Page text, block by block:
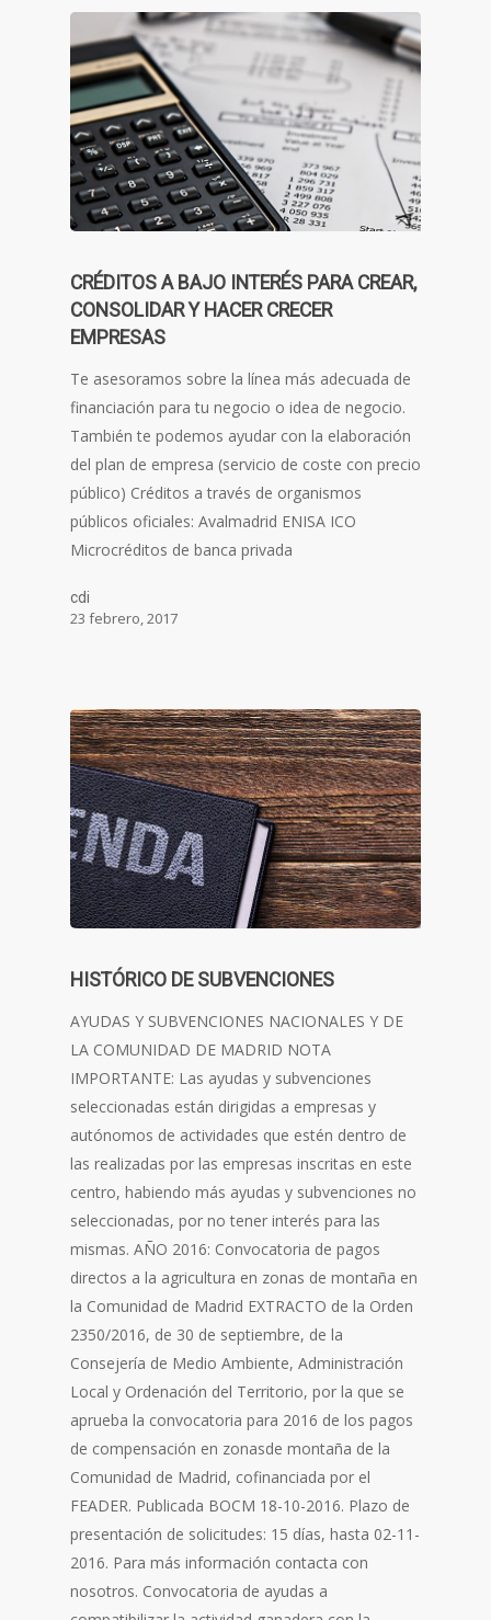
CRÉDITOS A BAJO INTERÉS PARA CREAR,
CONSOLIDAR Y HACER CRECER
EMPRESAS
Te asesoramos sobre la línea más adecuada de
financiación para tu negocio o idea de negocio.
También te podemos ayudar con la elaboración
del plan de empresa (servicio de coste con precio
público) Créditos a través de organismos
públicos oficiales: Avalmadrid ENISA ICO
Microcréditos de banca privada
cdi
23 febrero, 2017
HISTÓRICO DE SUBVENCIONES
AYUDAS Y SUBVENCIONES NACIONALES Y DE
LA COMUNIDAD DE MADRID NOTA
IMPORTANTE: Las ayudas y subvenciones
seleccionadas están dirigidas a empresas y
autónomos de actividades que estén dentro de
las realizadas por las empresas inscritas en este
centro, habiendo más ayudas y subvenciones no
seleccionadas, por no tener interés para las
mismas. AÑO 2016: Convocatoria de pagos
directos a la agricultura en zonas de montaña en
la Comunidad de Madrid EXTRACTO de la Orden
2350/2016, de 30 de septiembre, de la
Consejería de Medio Ambiente, Administración
Local y Ordenación del Territorio, por la que se
aprueba la convocatoria para 2016 de los pagos
de compensación en zonasde montaña de la
Comunidad de Madrid, cofinanciada por el
FEADER. Publicada BOCM 18-10-2016. Plazo de
presentación de solicitudes: 15 días, hasta 02-11-
2016. Para más información contacta con
nosotros. Convocatoria de ayudas a